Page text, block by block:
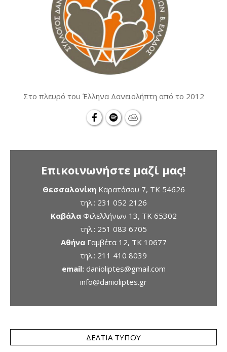
Στο πλευρό του Έλληνα Δανειολήπτη από το 2012
Επικοινωνήστε μαζί μας!
ΘεσσαλονίκηΚαρατάσου 7, TK 54626
τηλ.: 231 052 2126
ΚαβάλαΦιλελλήνων 13, ΤΚ 65302
τηλ.: 251 083 6705
ΑθήναΓαμβέτα 12, ΤΚ 10677
τηλ.: 211 410 8039
email: danioliptes@gmail.com
info@danioliptes.gr
ΔΕΛΤΊΑ ΤΎΠΟΥ